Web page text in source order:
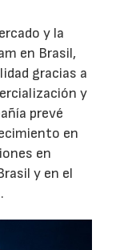
y la
en Brasil,
gracias a
y
prevé
en
en
y en el